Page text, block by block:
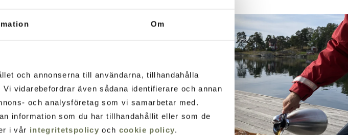
Om
och annonserna till användarna, tillhandahålla
vidarebefordrar även sådana identifierare och annan
och analysföretag som vi samarbetar med.
information som du har tillhandahållit eller som de
i vår integritetspolicy och cookie policy.